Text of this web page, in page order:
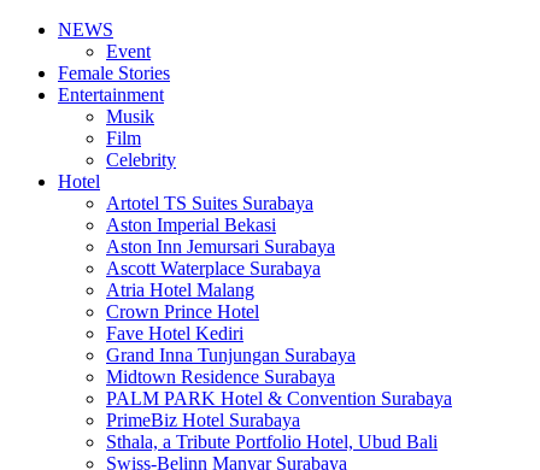
NEWS
Event
Female Stories
Entertainment
Musik
Film
Celebrity
Hotel
Artotel TS Suites Surabaya
Aston Imperial Bekasi
Aston Inn Jemursari Surabaya
Ascott Waterplace Surabaya
Atria Hotel Malang
Crown Prince Hotel
Fave Hotel Kediri
Grand Inna Tunjungan Surabaya
Midtown Residence Surabaya
PALM PARK Hotel & Convention Surabaya
PrimeBiz Hotel Surabaya
Sthala, a Tribute Portfolio Hotel, Ubud Bali
Swiss-Belinn Manyar Surabaya